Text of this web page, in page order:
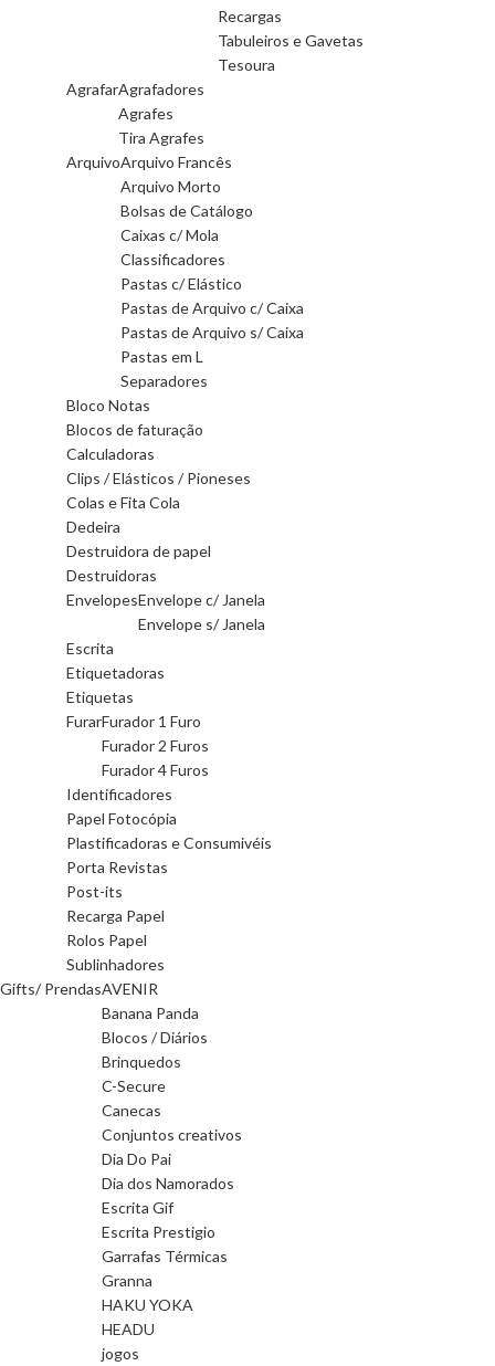
Recargas
Tabuleiros e Gavetas
Tesoura
AgrafarAgrafadores
Agrafes
Tira Agrafes
ArquivoArquivo Francês
Arquivo Morto
Bolsas de Catálogo
Caixas c/ Mola
Classificadores
Pastas c/ Elástico
Pastas de Arquivo c/ Caixa
Pastas de Arquivo s/ Caixa
Pastas em L
Separadores
Bloco Notas
Blocos de faturação
Calculadoras
Clips / Elásticos / Pioneses
Colas e Fita Cola
Dedeira
Destruidora de papel
Destruidoras
EnvelopesEnvelope c/ Janela
Envelope s/ Janela
Escrita
Etiquetadoras
Etiquetas
FurarFurador 1 Furo
Furador 2 Furos
Furador 4 Furos
Identificadores
Papel Fotocópia
Plastificadoras e Consumivéis
Porta Revistas
Post-its
Recarga Papel
Rolos Papel
Sublinhadores
Gifts/ PrendasAVENIR
Banana Panda
Blocos / Diários
Brinquedos
C-Secure
Canecas
Conjuntos creativos
Dia Do Pai
Dia dos Namorados
Escrita Gif
Escrita Prestigio
Garrafas Térmicas
Granna
HAKU YOKA
HEADU
jogos